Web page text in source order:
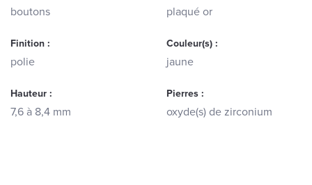
boutons plaqué or
Finition :
polie
Couleur(s) :
jaune
Hauteur :
7,6 à 8,4 mm
Pierres :
oxyde(s) de zirconium